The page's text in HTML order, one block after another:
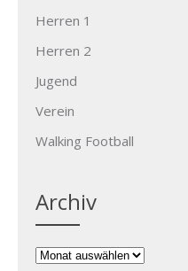
Herren 1
Herren 2
Jugend
Verein
Walking Football
Archiv
Archiv